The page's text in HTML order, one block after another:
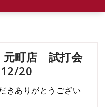
町店 試打会
20
きありがとうござい